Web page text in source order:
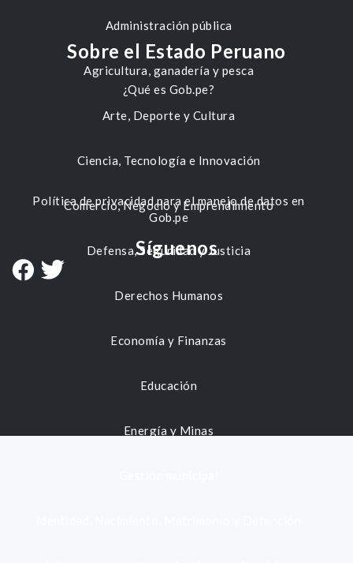
Administración pública
Agricultura, ganadería y pesca
Arte, Deporte y Cultura
Ciencia, Tecnología e Innovación
Comercio, Negocio y Emprendimiento
Defensa, Seguridad y Justicia
Derechos Humanos
Economía y Finanzas
Educación
Energía y Minas
Sobre el Estado Peruano
¿Qué es Gob.pe?
Política de privacidad para el manejo de datos en
Gob.pe
Síguenos